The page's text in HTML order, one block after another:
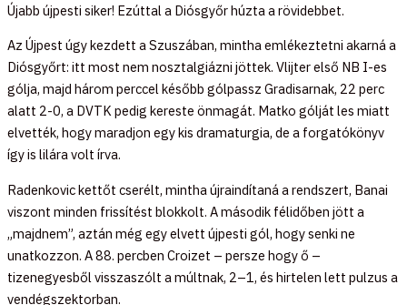
Újabb újpesti siker! Ezúttal a Diósgyőr húzta a rövidebbet.
Az Újpest úgy kezdett a Szuszában, mintha emlékeztetni akarná a
Diósgyőrt: itt most nem nosztalgiázni jöttek. Vlijter első NB I-es
gólja, majd három perccel később gólpassz Gradisarnak, 22 perc
alatt 2-0, a DVTK pedig kereste önmagát. Matko gólját les miatt
elvették, hogy maradjon egy kis dramaturgia, de a forgatókönyv
így is lilára volt írva.
Radenkovic kettőt cserélt, mintha újraindítaná a rendszert, Banai
viszont minden frissítést blokkolt. A második félidőben jött a
„majdnem”, aztán még egy elvett újpesti gól, hogy senki ne
unatkozzon. A 88. percben Croizet – persze hogy ő –
tizenegyesből visszaszólt a múltnak, 2–1, és hirtelen lett pulzus a
vendégszektorban.